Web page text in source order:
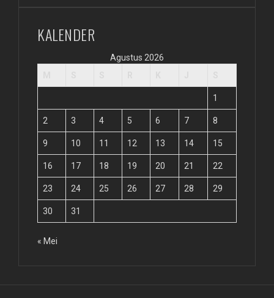
KALENDER
Agustus 2026
1
2 3 4 5 6 7 8
9 10 11 12 13 14 15
16 17 18 19 20 21 22
23 24 25 26 27 28 29
30 31
« Mei